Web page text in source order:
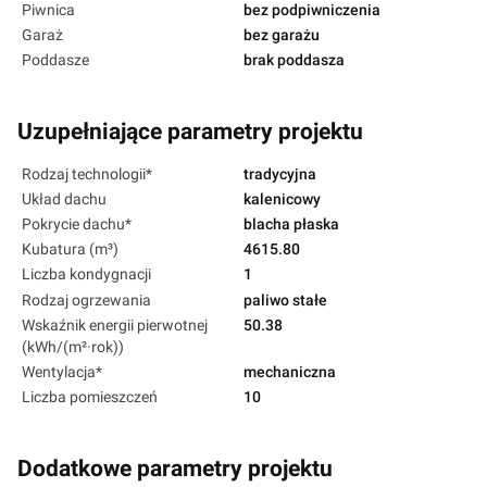
Piwnica
bez podpiwniczenia
Garaż
bez garażu
Poddasze
brak poddasza
Uzupełniające parametry projektu
Rodzaj technologii*
tradycyjna
Układ dachu
kalenicowy
Pokrycie dachu*
blacha płaska
Kubatura (m³)
4615.80
Liczba kondygnacji
1
Rodzaj ogrzewania
paliwo stałe
Wskaźnik energii pierwotnej
(kWh/(m²·rok))
50.38
Wentylacja*
mechaniczna
Liczba pomieszczeń
10
Dodatkowe parametry projektu